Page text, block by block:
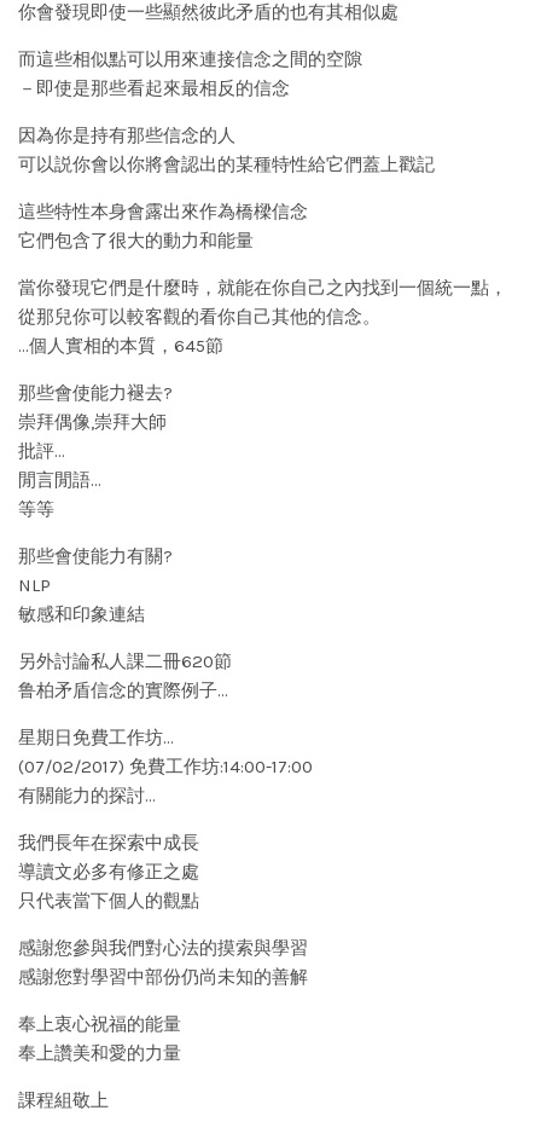
你會發現即使一些顯然彼此矛盾的也有其相似處
而這些相似點可以用來連接信念之間的空隙
－即使是那些看起來最相反的信念
因為你是持有那些信念的人
可以説你會以你將會認出的某種特性給它們蓋上戳記
這些特性本身會露出來作為橋樑信念
它們包含了很大的動力和能量
當你發現它們是什麼時，就能在你自己之內找到一個統一點，
從那兒你可以較客觀的看你自己其他的信念。
…個人實相的本質，645節
那些會使能力褪去?
崇拜偶像,崇拜大師
批評…
閒言閒語…
等等
那些會使能力有關?
NLP
敏感和印象連結
另外討論私人課二冊620節
鲁柏矛盾信念的實際例子…
星期日免費工作坊…
(07/02/2017) 免費工作坊:14:00-17:00
有關能力的探討…
我們長年在探索中成長
導讀文必多有修正之處
只代表當下個人的觀點
感謝您參與我們對心法的摸索與學習
感謝您對學習中部份仍尚未知的善解
奉上衷心祝福的能量
奉上讚美和愛的力量
課程組敬上